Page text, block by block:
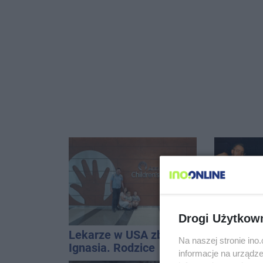
Lekarze w USA zbadali
Ignasia. Rodzice
ENEJ i
gwiazd
Drogi
Na naszej stronie
informacje na